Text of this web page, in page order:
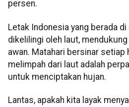
persen.
Letak Indonesia yang berada
dikelilingi oleh laut,
awan. Matahari bersinar setiap
melimpah dari laut adalah
untuk menciptakan hujan.
Lantas, apakah kita layak